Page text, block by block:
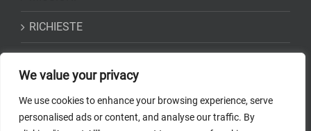
We value your privacy
We use cookies to enhance your browsing experience, serve
personalised ads or content, and analyse our traffic. By
RICHIESTE